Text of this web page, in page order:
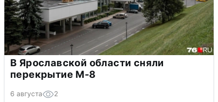
В Ярославской области сняли
перекрытие М-8
6 августа 2